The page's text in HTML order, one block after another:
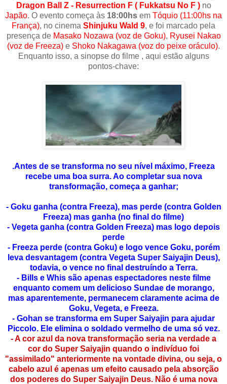
Dragon Ball Z - Resurrection F ( Fukkatsu No F )no
Japão. O evento começa às 18:00hs em Tóquio (11:00hs na
França), no cinema Shinjuku Wald 9, e foi marcado pela
presença de Masako Nozawa (voz de Goku), Ryusei Nakao
(voz de Freeza) e Shoko Nakagawa (voz do peixe oráculo).
Enquanto isso, a sinopse do filme , aqui estão alguns
pontos-chave:
.Antes de se transforma no seu nível máximo, Freeza
recebe uma boa surra. Ao completar sua nova
transformação, começa a ganhar;
- Goku ganha (contra Freeza), mas perde (contra Golden
Freeza) mas ganha (no final do filme)
- Vegeta ganha (contra Golden Freeza) mas logo depois
perde
- Freeza perde (contra Goku) e logo vence Goku, porém
leva desvantagem (contra Vegeta Super Saiyajin Deus),
todavia, o vence no final destruíndo a Terra.
- Bills e Whis são apenas espectadores neste filme
enquanto comem um delicioso Sundae de morango,
mas aparentemente, permanecem claramente acima de
Goku, Vegeta, e Freeza.
- Gohan se transforma em Super Saiyajin para ajudar
Piccolo. Ele elimina o soldado vermelho de uma só vez.
- A cor azul da nova transformação seria na verdade a
cor do Super Saiyajin quando o indivíduo foi
"assimilado" anteriormente na vontade divina, ou seja, o
cabelo azul é apenas um efeito causado pela absorção
dos poderes do Super Saiyajin Deus. Não é uma nova